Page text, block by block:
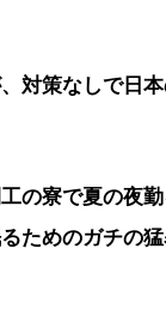
対策なしで日
の寮で夏の夜
ためのガチの